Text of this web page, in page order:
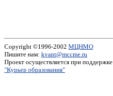
Copyright ©1996-2002 МЦНМО
Пишите нам: kvant@mccme.ru
Проект осуществляется при поддержке
"Курьер образования"